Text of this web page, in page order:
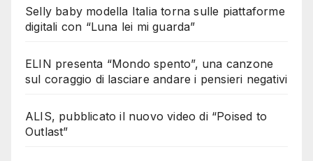
Selly baby modella Italia torna sulle piattaforme
digitali con “Luna lei mi guarda”
ELIN presenta “Mondo spento”, una canzone
sul coraggio di lasciare andare i pensieri negativi
ALIS, pubblicato il nuovo video di “Poised to
Outlast”